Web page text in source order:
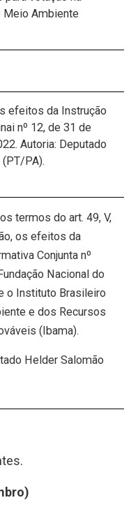
Meio Ambiente
efeitos da Instrução
nº 12, de 31 de
Autoria: Deputado
PA).
termos do art. 49, V,
os efeitos da
Conjunta nº
Nacional do
o Instituto Brasileiro
e dos Recursos
(Ibama).
Helder Salomão